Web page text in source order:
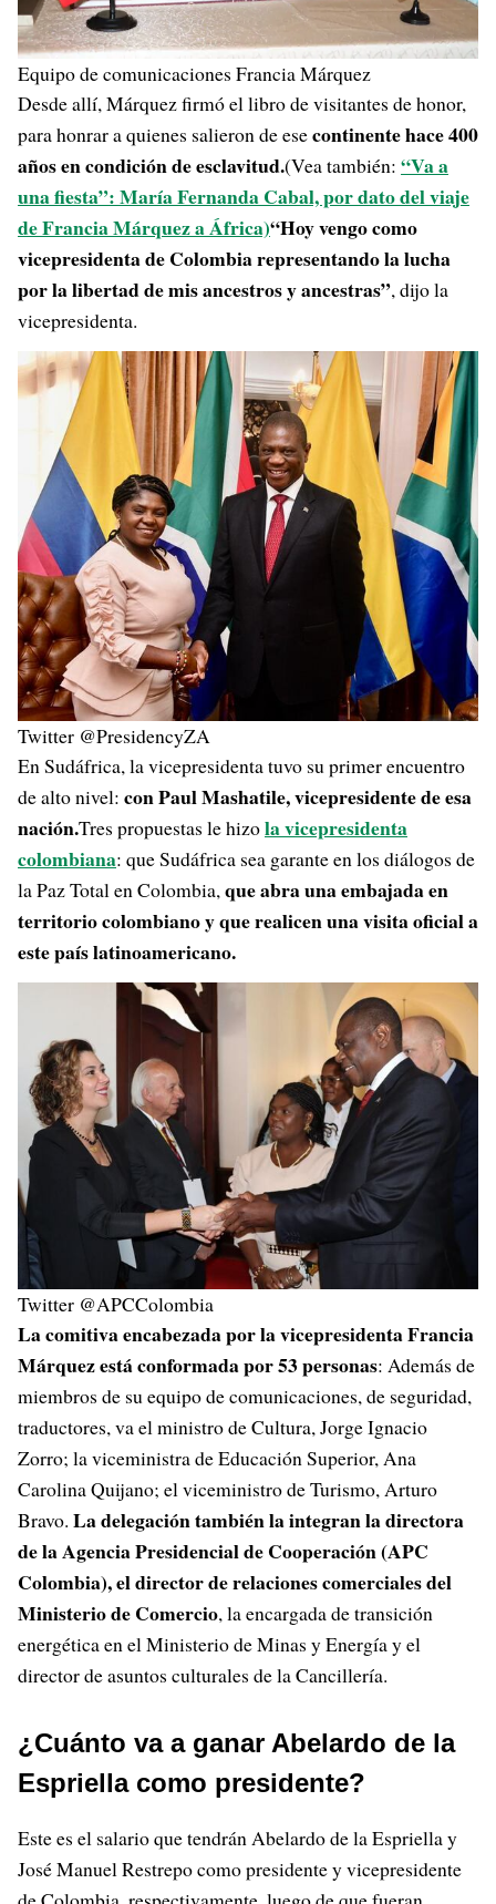
Equipo de comunicaciones Francia Márquez
Desde allí, Márquez firmó el libro de visitantes de honor,
para honrar a quienes salieron de esecontinente hace 400
años en condición de esclavitud.(Vea también: “Va a
una fiesta”: María Fernanda Cabal, por dato del viaje
de Francia Márquez a África)“Hoy vengo como
vicepresidenta de Colombia representando la lucha
por la libertad de mis ancestros y ancestras”, dijo la
vicepresidenta.
Twitter @PresidencyZA
En Sudáfrica, la vicepresidenta tuvo su primer encuentro
de alto nivel: con Paul Mashatile, vicepresidente de esa
nación.Tres propuestas le hizola vicepresidenta
colombiana: que Sudáfrica sea garante en los diálogos de
la Paz Total en Colombia,que abra una embajada en
territorio colombiano y que realicen una visita oficial a
este país latinoamericano.
Twitter @APCColombia
La comitiva encabezada por la vicepresidenta Francia
Márquez está conformada por 53 personas: Además de
miembros de su equipo de comunicaciones, de seguridad,
traductores, va el ministro de Cultura, Jorge Ignacio
Zorro; la viceministra de Educación Superior, Ana
Carolina Quijano; el viceministro de Turismo, Arturo
Bravo. La delegación también la integran la directora
de la Agencia Presidencial de Cooperación (APC
Colombia), el director de relaciones comerciales del
Ministerio de Comercio, la encargada de transición
energética en el Ministerio de Minas y Energía y el
director de asuntos culturales de la Cancillería.
¿Cuánto va a ganar Abelardo de la
Espriella como presidente?
Este es el salario que tendrán Abelardo de la Espriella y
José Manuel Restrepo como presidente y vicepresidente